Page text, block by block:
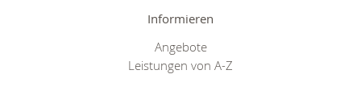
Informieren
Angebote
Leistungen von A-Z